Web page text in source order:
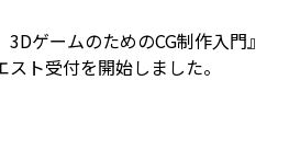
ゲームのためのCG制作入門』
スト受付を開始しました。